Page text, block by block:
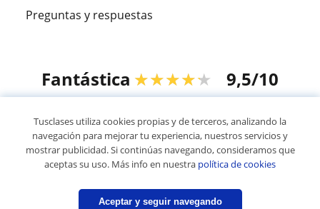
Preguntas y respuestas
Fantástica ★★★★★ 9,5/10
© 2007 - 2026 Tusclases.com.uy
Mapa web:Profesores particulares
Tusclases utiliza cookies propias y de terceros, analizando la
navegación para mejorar tu experiencia, nuestros servicios y
mostrar publicidad. Si continúas navegando, consideramos que
aceptas su uso. Más info en nuestra política de cookies
Aceptar y seguir navegando